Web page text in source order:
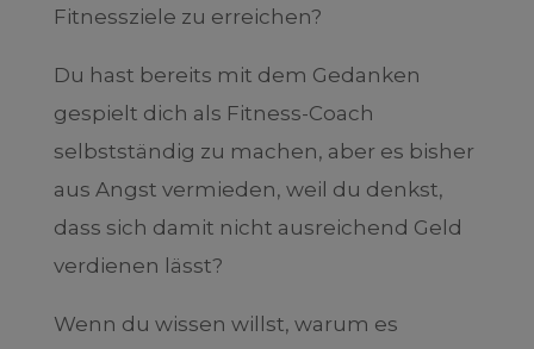
Fitnessziele zu erreichen?
Du hast bereits mit dem Gedanken
gespielt dich als Fitness-Coach
selbstständig zu machen, aber es bisher
aus Angst vermieden, weil du denkst,
dass sich damit nicht ausreichend Geld
verdienen lässt?
Wenn du wissen willst, warum es